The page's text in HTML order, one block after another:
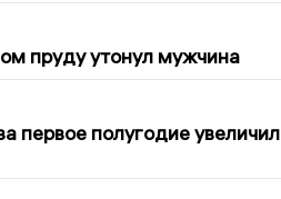
пруду утонул мужчина
первое полугодие увеличил